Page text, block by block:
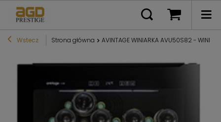
Wstecz Strona główna AVINTAGE WINIARKA AVU50S82 -